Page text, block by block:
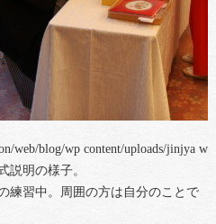
web/blog/wp content/uploads/jinjya
説明の様子。
練習中。周囲の方は自分のことで